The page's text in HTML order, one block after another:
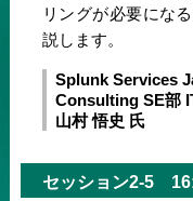
リングが必要にな
説します。
Splunk Services
Consulting SE部
山村 悟史 氏
セッション2-5